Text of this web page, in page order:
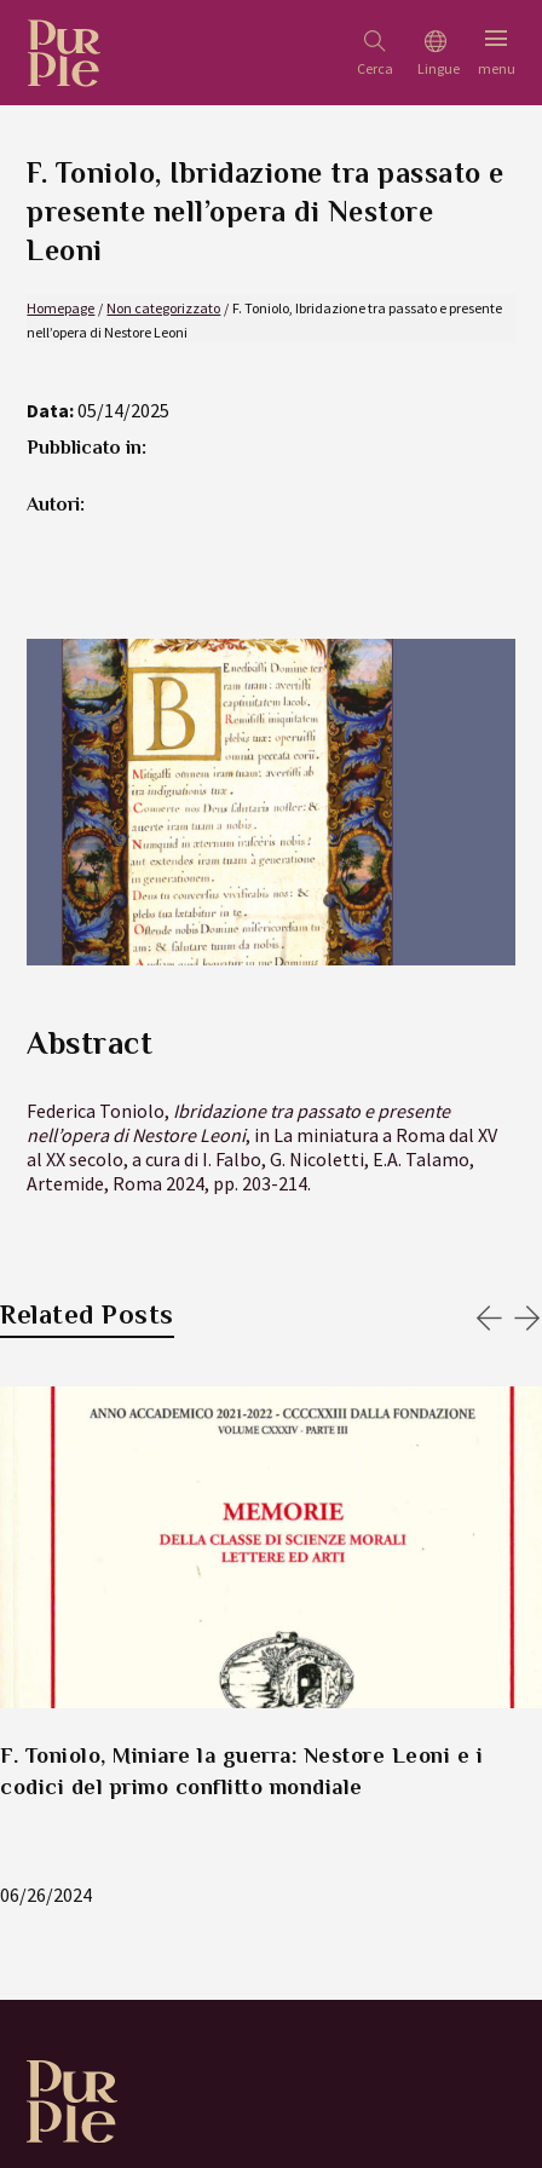
F. Toniolo, Ibridazione tra passato e
presente nell’opera di Nestore
Leoni
Homepage / Non categorizzato / F. Toniolo, Ibridazione tra passato e presente
nell’opera di Nestore Leoni
Data:05/14/2025
Pubblicato in:
Autori:
Abstract
Federica Toniolo, Ibridazione tra passato e presente
nell’opera di Nestore Leoni, in La miniatura a Roma dal XV
al XX secolo, a cura di I. Falbo, G. Nicoletti, E.A. Talamo,
Artemide, Roma 2024, pp. 203-214.
Related Posts
F. Toniolo, Miniare la guerra: Nestore Leoni e i
codici del primo conflitto mondiale
06/26/2024